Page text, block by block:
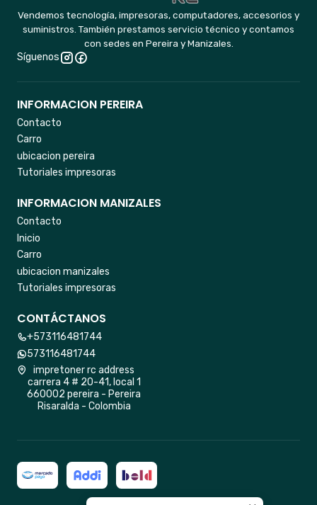
Vendemos tecnología, impresoras, computadores, accesorios y
suministros. También prestamos servicio técnico y contamos
con sedes en Pereira y Manizales.
Síguenos
INFORMACION PEREIRA
Contacto
Carro
ubicacion pereira
Tutoriales impresoras
INFORMACION MANIZALES
Contacto
Inicio
Carro
ubicacion manizales
Tutoriales impresoras
CONTÁCTANOS
+573116481744
573116481744
impretoner rc address
carrera 4 # 20-41, local 1
660002 pereira - Pereira
Risaralda - Colombia